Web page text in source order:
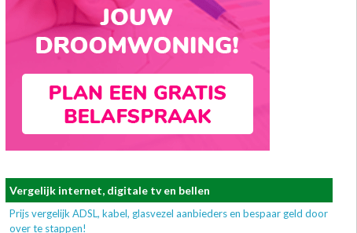
Vergelijk internet, digitale tv en bellen
Prijs vergelijk ADSL, kabel, glasvezel aanbieders en bespaar geld door
over te stappen!